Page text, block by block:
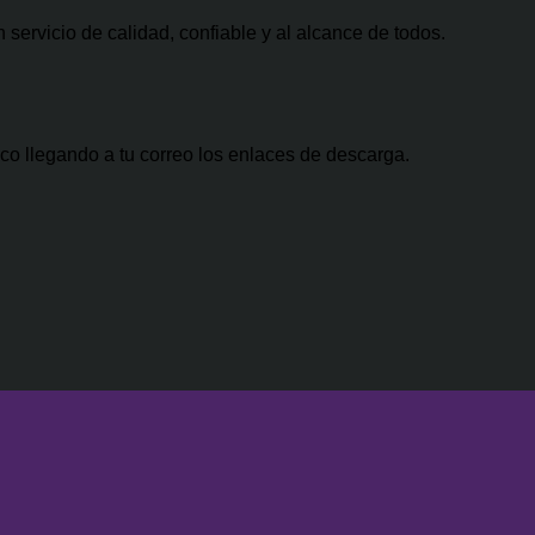
$47.00.de calidad, confiable y al alcance de todos.
llegando a tu correo los enlaces de descarga.